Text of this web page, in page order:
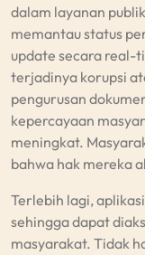
dalam layanan
memantau status
update secara real-
terjadinya korupsi
pengurusan
kepercayaan
meningkat.
bahwa hak mereka
Terlebih lagi,
sehingga dapat
masyarakat. Tidak